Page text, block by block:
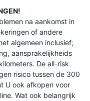
na aankomst in
of andere
algemeen inclusief;
aansprakelijkheids
De all-risk
risico tussen de 300
U ook afkopen voor
Wat ook belangrijk